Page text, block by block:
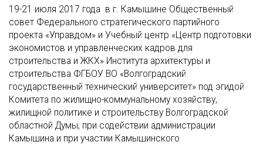
19-21 июля 2017 года в г. Камышине Общественный
совет Федерального стратегического партийного
проекта «Управдом» и Учебный центр «Центр подготовки
экономистов и управленческих кадров для
строительства и ЖКХ» Института архитектуры и
строительства ФГБОУ ВО «Волгоградский
государственный технический университет» под эгидой
Комитета по жилищно-коммунальному хозяйству,
жилищной политике и строительству Волгоградской
областной Думы, при содействии администрации
Камышина и при участии Камышинского